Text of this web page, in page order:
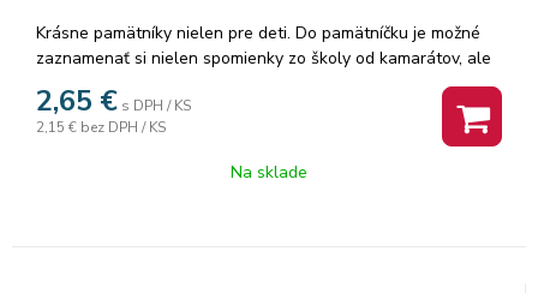
Krásne pamätníky nielen pre deti. Do pamätníčku je možné
zaznamenať si nielen spomienky zo školy od kamarátov, ale
aj z výletov. Ak radi kreslíte, môžete si s pamätníkom sadnúť
za stôl, do prírody alebo do vlaku a dať priestor svojej
fantázii. Menšie deti, nie školou povinné, si môžu vytvárať
obsahuje 48 listov a textilnú záložku. Vnútorné listy
2,65 € s DPH / KS
2,15 € bez DPH / KS
Na sklade